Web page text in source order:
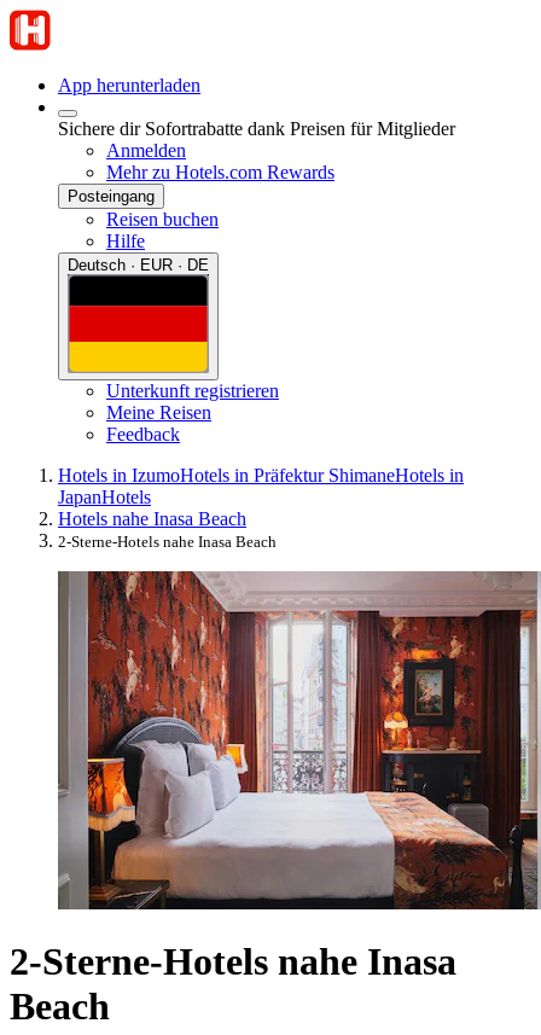
App herunterladen
Sichere dir Sofortrabatte dank Preisen für Mitglieder
Anmelden
Mehr zu Hotels.com Rewards
Posteingang
Reisen buchen
Hilfe
Deutsch · EUR · DE
Unterkunft registrieren
Meine Reisen
Feedback
Hotels in IzumoHotels in Präfektur ShimaneHotels in
JapanHotels
Hotels nahe Inasa Beach
2-Sterne-Hotels nahe Inasa Beach
2-Sterne-Hotels nahe Inasa
Beach